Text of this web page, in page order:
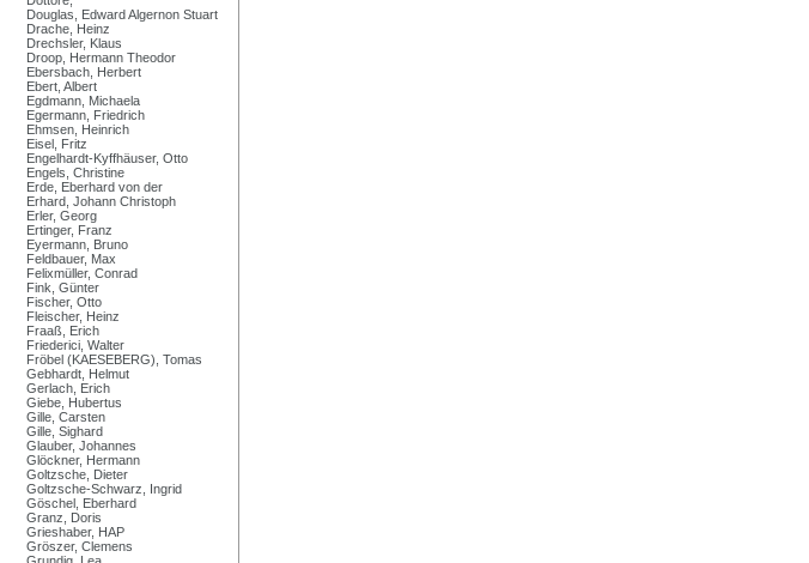
Douglas, Edward Algernon Stuart
Drache, Heinz
Drechsler, Klaus
Droop, Hermann Theodor
Ebersbach, Herbert
Ebert, Albert
Egdmann, Michaela
Egermann, Friedrich
Ehmsen, Heinrich
Eisel, Fritz
Engelhardt-Kyffhäuser, Otto
Engels, Christine
Erde, Eberhard von der
Erhard, Johann Christoph
Erler, Georg
Ertinger, Franz
Eyermann, Bruno
Feldbauer, Max
Felixmüller, Conrad
Fink, Günter
Fischer, Otto
Fleischer, Heinz
Fraaß, Erich
Friederici, Walter
Fröbel (KAESEBERG), Tomas
Gebhardt, Helmut
Gerlach, Erich
Giebe, Hubertus
Gille, Carsten
Gille, Sighard
Glauber, Johannes
Glöckner, Hermann
Goltzsche, Dieter
Goltzsche-Schwarz, Ingrid
Göschel, Eberhard
Granz, Doris
Grieshaber, HAP
Gröszer, Clemens